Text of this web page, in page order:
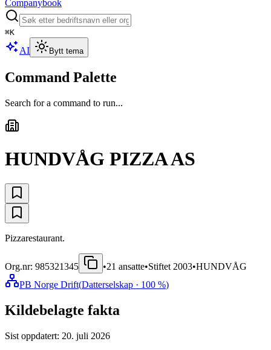
Companybook
⌘K
AI Bytt tema
Command Palette
Search for a command to run...
HUNDVÅG PIZZA AS
Pizzarestaurant.
Org.nr: 985321345 •21 ansatte•Stiftet 2003•HUNDVÅG
PB Norge Drift(Datterselskap · 100 %)
Kildebelagte fakta
Sist oppdatert: 20. juli 2026